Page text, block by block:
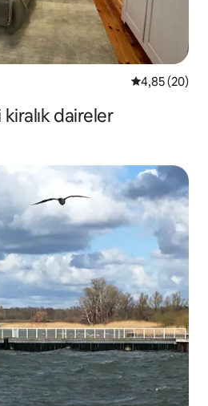
5 üzerinden
4,85 (20)
daireler